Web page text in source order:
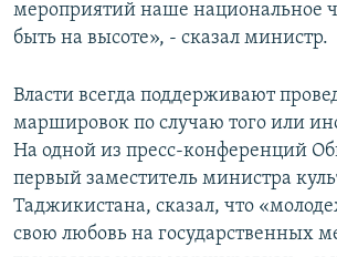
мероприятий наше национальное
быть на высоте», - сказал министр.
Власти всегда поддерживают
маршировок по случаю того или
На одной из пресс-конференций
первый заместитель министра
Таджикистана, сказал, что
свою любовь на государственных